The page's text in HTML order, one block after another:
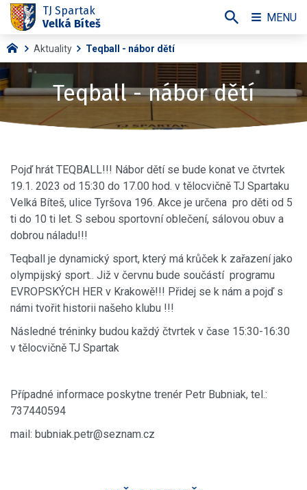
Aktuality Teqball - nábor dětí
Teqball - nábor dětí
Pojď hrát TEQBALL!!! Nábor dětí se bude konat ve čtvrtek
19.1. 2023 od 15:30 do 17.00 hod. v tělocvičně TJ Spartaku
Velká Bíteš, ulice Tyršova 196. Akce je určena pro děti od 5
ti do 10 ti let. S sebou sportovní oblečení, sálovou obuv a
dobrou náladu!!!
Teqball je dynamický sport, který má krůček k zařazení jako
olympijský sport.. Již v červnu bude součástí programu
EVROPSKÝCH HER v Krakowě!!! Přidej se k nám a pojď s
námi tvořit historii našeho klubu !!!
Následné tréninky budou každý čtvrtek v čase 15:30-16:30
v tělocvičně TJ Spartak
Případné informace poskytne trenér Petr Bubniak, tel.:
737440594
mail: bubniak.petr@seznam.cz
TJ Spartak
Velká Bíteš
MENU